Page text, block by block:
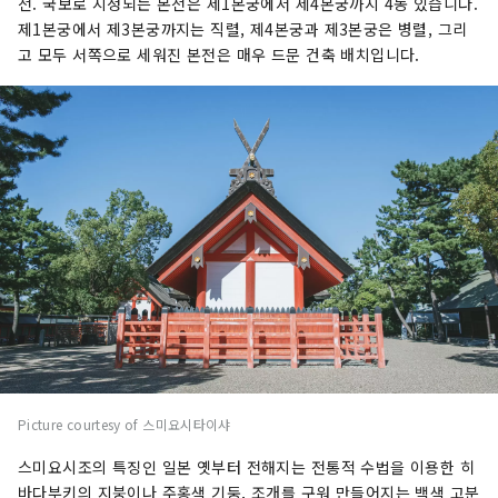
제1본궁에서 제3본궁까지는 직렬, 제4본궁과 제3본궁은 병렬, 그리
고 모두 서쪽으로 세워진 본전은 매우 드문 건축 배치입니다.
Picture courtesy of 스미요시타이샤
스미요시조의 특징인 일본 옛부터 전해지는 전통적 수법을 이용한 히
바다부키의 지붕이나 주홍색 기둥, 조개를 구워 만들어지는 백색 고분